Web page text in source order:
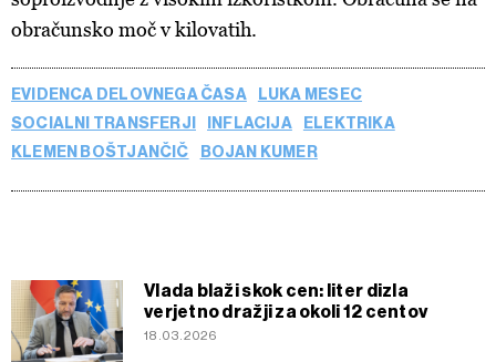
obračunsko moč v kilovatih.
EVIDENCA DELOVNEGA ČASA
LUKA MESEC
SOCIALNI TRANSFERJI
INFLACIJA
ELEKTRIKA
KLEMEN BOŠTJANČIČ
BOJAN KUMER
Vlada blaži skok cen: liter dizla
verjetno dražji za okoli 12 centov
18.03.2026